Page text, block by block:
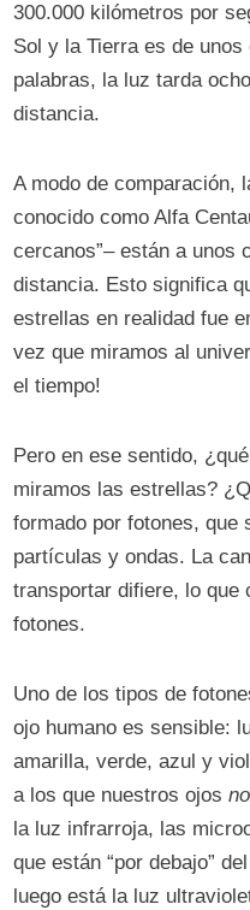
300.000 kilómetros por
Sol y la Tierra es de
palabras, la luz tarda
distancia.
A modo de comparación,
conocido como Alfa
cercanos”– están a unos
distancia. Esto significa
estrellas en realidad fue
vez que miramos al
el tiempo!
Pero en ese sentido,
miramos las estrellas?
formado por fotones, que
partículas y ondas. La
transportar difiere, lo que
fotones.
Uno de los tipos de
ojo humano es sensible:
amarilla, verde, azul y
a los que nuestros ojosno
la luz infrarroja, las
que están “por debajo”
luego está la luz